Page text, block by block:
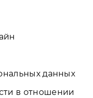
данных
в отношении